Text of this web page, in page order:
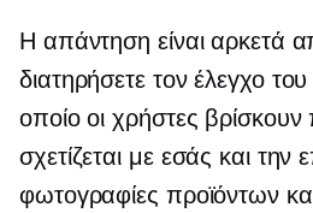
Η απάντηση είναι αρκετά
διατηρήσετε τον έλεγχο
οποίο οι χρήστες
σχετίζεται με εσάς και
φωτογραφίες προϊόντων